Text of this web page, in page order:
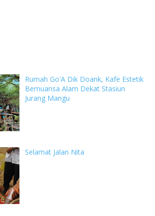
Rumah Go'A Dik Doank, Kafe Estetik
Bernuansa Alam Dekat Stasiun
Jurang Mangu
Selamat Jalan Nita